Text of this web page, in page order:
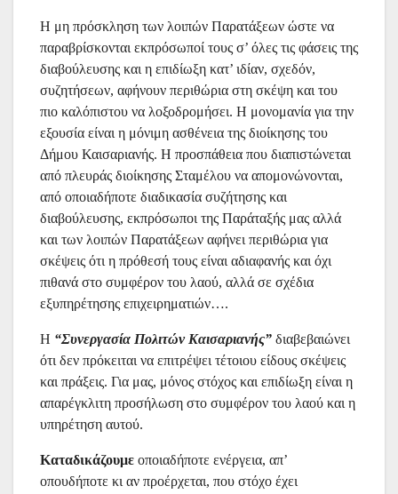
Η μη πρόσκληση των λοιπών Παρατάξεων ώστε να
παραβρίσκονται εκπρόσωποί τους σ’ όλες τις φάσεις της
διαβούλευσης και η επιδίωξη κατ’ ιδίαν, σχεδόν,
συζητήσεων, αφήνουν περιθώρια στη σκέψη και του
πιο καλόπιστου να λοξοδρομήσει. Η μονομανία για την
εξουσία είναι η μόνιμη ασθένεια της διοίκησης του
Δήμου Καισαριανής. Η προσπάθεια που διαπιστώνεται
από πλευράς διοίκησης Σταμέλου να απομονώνονται,
από οποιαδήποτε διαδικασία συζήτησης και
διαβούλευσης, εκπρόσωποι της Παράταξής μας αλλά
και των λοιπών Παρατάξεων αφήνει περιθώρια για
σκέψεις ότι η πρόθεσή τους είναι αδιαφανής και όχι
πιθανά στο συμφέρον του λαού, αλλά σε σχέδια
εξυπηρέτησης επιχειρηματιών….
Η “Συνεργασία Πολιτών Καισαριανής” διαβεβαιώνει
ότι δεν πρόκειται να επιτρέψει τέτοιου είδους σκέψεις
και πράξεις. Για μας, μόνος στόχος και επιδίωξη είναι η
απαρέγκλιτη προσήλωση στο συμφέρον του λαού και η
υπηρέτηση αυτού.
Καταδικάζουμε οποιαδήποτε ενέργεια, απ’
οπουδήποτε κι αν προέρχεται, που στόχο έχει